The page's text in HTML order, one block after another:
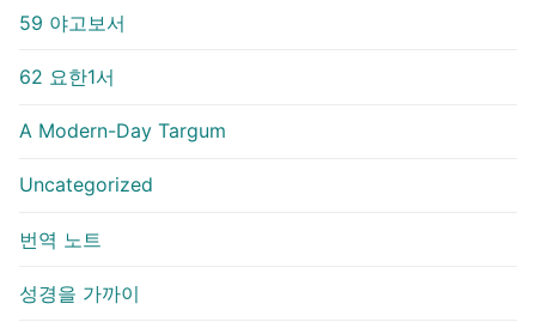
59 야고보서
62 요한1서
A Modern-Day Targum
Uncategorized
번역 노트
성경을 가까이